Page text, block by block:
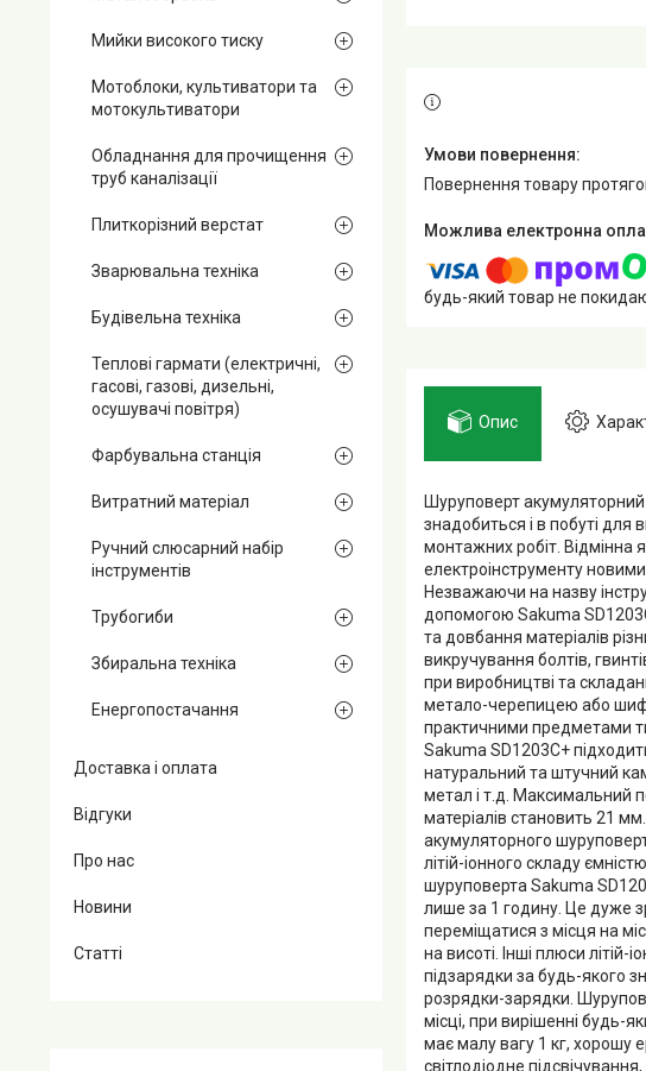
повернення товару
будь-який товар не
Опис
Шуруповерт
знадобиться і в побуті для
монтажних робіт. Відмінна
електроінструменту
Незважаючи на назву
допомогою Sakuma
та довбання матеріалів
викручування болтів,
при виробництві та
метало-черепицею або
практичними предметами
Sakuma SD1203C+
натуральний та штучний
метал і т.д. Максимальний
матеріалів становить 21
акумуляторного
літій-іонного складу
шуруповерта Sakuma
лише за 1 годину. Це дуже
переміщатися з місця на
на висоті. Інші плюси
підзарядки за будь-якого
розрядки-зарядки.
місці, при вирішенні будь-
має малу вагу 1 кг, хорошу
світлодіодне
Мийки високого тиску
Мотоблоки, культиватори та
мотокультиватори
Обладнання для прочищення
труб каналізації
Плиткорізний верстат
Зварювальна техніка
Будівельна техніка
Теплові гармати (електричні,
гасові, газові, дизельні,
осушувачі повітря)
Фарбувальна станція
Витратний матеріал
Ручний слюсарний набір
інструментів
Трубогиби
Збиральна техніка
Енергопостачання
Доставка і оплата
Відгуки
Про нас
Новини
Статті